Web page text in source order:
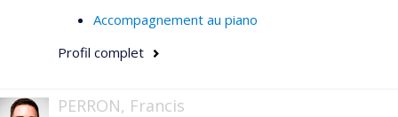
Accompagnement au piano
Profil complet
PERRON, Francis